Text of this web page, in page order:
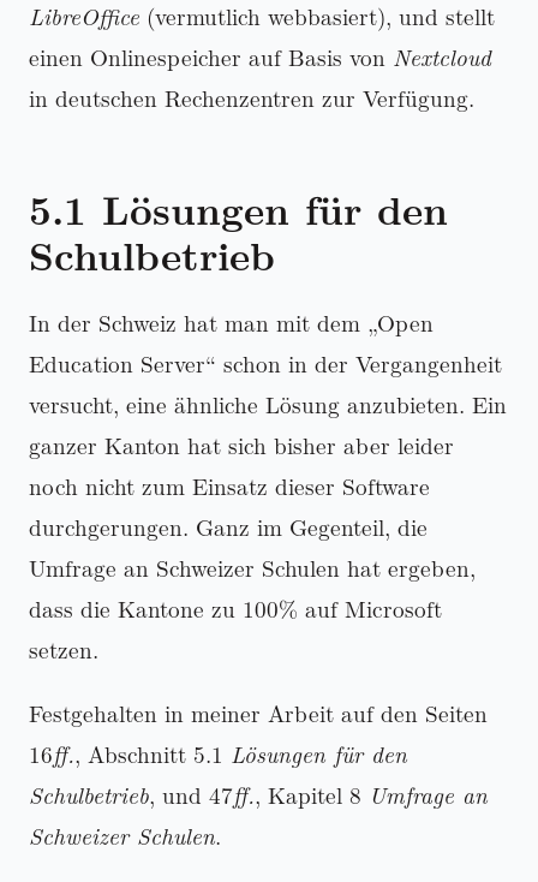
LibreOffice (vermutlich webbasiert), und stellt
einen Onlinespeicher auf Basis von Nextcloud
in deutschen Rechenzentren zur Verfügung.
5.1 Lösungen für den
Schulbetrieb
In der Schweiz hat man mit dem
Open
Education Server
schon in der Vergangenheit
versucht, eine ähnliche Lösung anzubieten. Ein
ganzer Kanton hat sich bisher aber leider
noch nicht zum Einsatz dieser Software
durchgerungen. Ganz im Gegenteil, die
Umfrage an Schweizer Schulen hat ergeben,
dass die Kantone zu 100% auf Microsoft
setzen.
Festgehalten in meiner Arbeit auf den Seiten
16ff., Abschnitt 5.1
Lösungen für den
Schulbetrieb, und 47ff., Kapitel 8 Umfrage an
Schweizer Schulen.